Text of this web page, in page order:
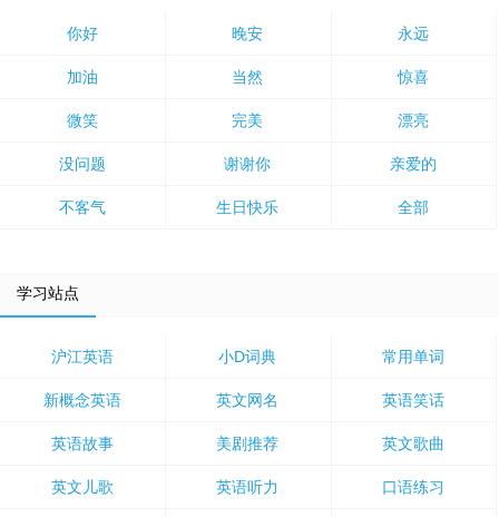
你好 晚安 永远
加油 当然 惊喜
微笑 完美 漂亮
没问题 谢谢你 亲爱的
不客气 生日快乐 全部
学习站点
沪江英语 小D词典 常用单词
新概念英语 英文网名 英语笑话
英语故事 美剧推荐 英文歌曲
英文儿歌 英语听力 口语练习